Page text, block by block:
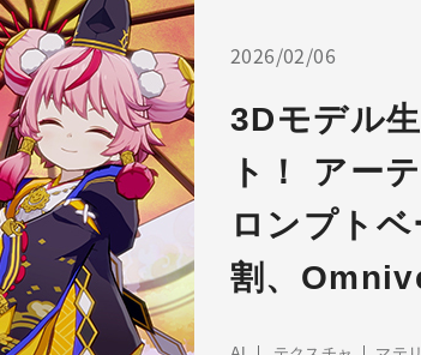
2026/02/06
3Dモデル
ト！ アー
ロンプト
割、